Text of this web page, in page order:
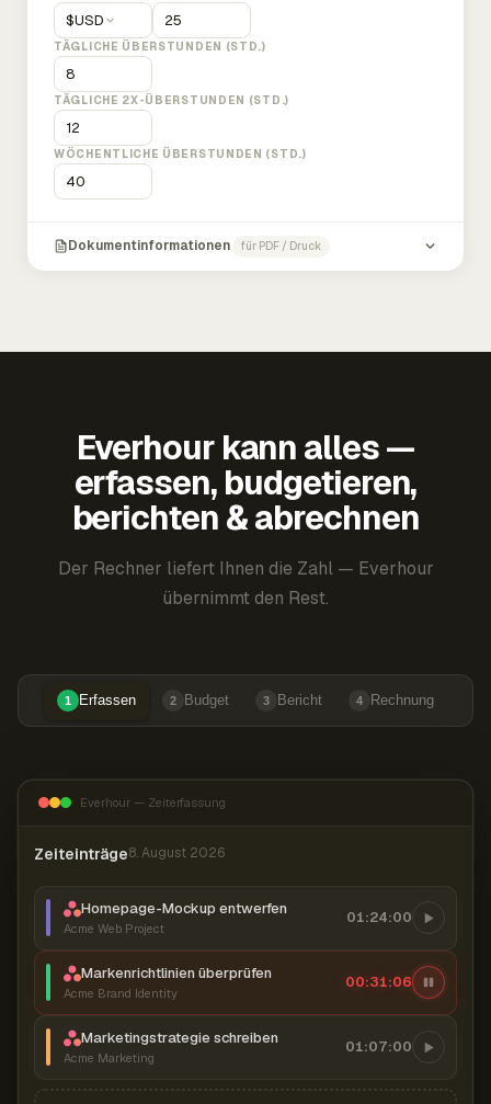
$USD
TÄGLICHE ÜBERSTUNDEN (STD.)
TÄGLICHE 2X-ÜBERSTUNDEN (STD.)
WÖCHENTLICHE ÜBERSTUNDEN (STD.)
Dokumentinformationen für PDF / Druck
Everhour kann alles —
erfassen, budgetieren,
berichten & abrechnen
Der Rechner liefert Ihnen die Zahl — Everhour
übernimmt den Rest.
1 Erfassen 2 Budget 3 Bericht 4 Rechnung
Everhour — Zeiterfassung
Zeiteinträge8. August 2026
Homepage-Mockup entwerfen
Acme Web Project
01:24:00
Markenrichtlinien überprüfen
Acme Brand Identity
00:31:07
Marketingstrategie schreiben
Acme Marketing
01:07:00